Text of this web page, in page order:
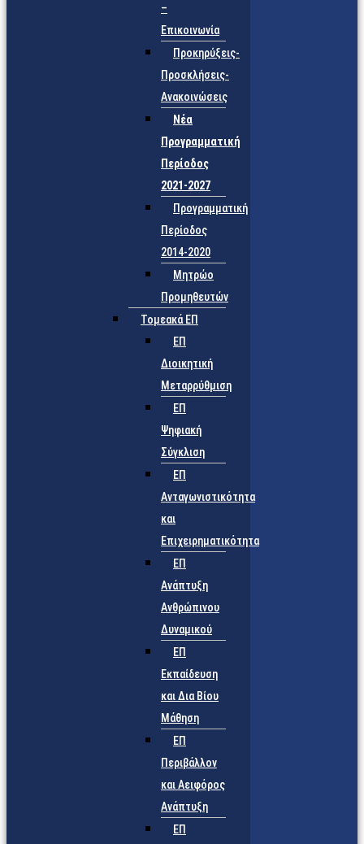
–
Επικοινωνία
Προκηρύξεις-
Προσκλήσεις-
Ανακοινώσεις
Νέα
Προγραμματική
Περίοδος
2021-2027
Προγραμματική
Περίοδος
2014-2020
Μητρώο
Προμηθευτών
Τομεακά ΕΠ
ΕΠ
Διοικητική
Μεταρρύθμιση
ΕΠ
Ψηφιακή
Σύγκλιση
ΕΠ
Ανταγωνιστικότητα
και
Επιχειρηματικότητα
ΕΠ
Ανάπτυξη
Ανθρώπινου
Δυναμικού
ΕΠ
Εκπαίδευση
και Δια Βίου
Μάθηση
ΕΠ
Περιβάλλον
και Αειφόρος
Ανάπτυξη
ΕΠ